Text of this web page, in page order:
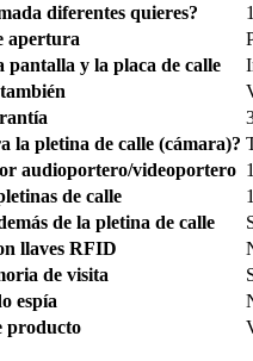
diferentes quieres?
apertura
pantalla y la placa de calle
la pletina de calle (cámara)?
audioportero/videoportero
de calle
de la pletina de calle
llaves RFID
de visita
espía
producto